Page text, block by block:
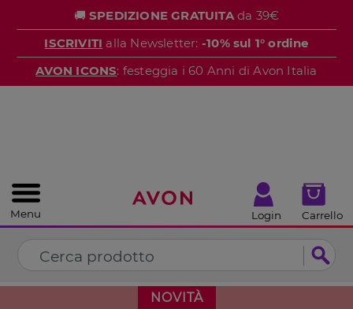
🚚 SPEDIZIONE GRATUITAda 39€
ISCRIVITI alla Newsletter: -10% sul 1° ordine
AVON ICONS: festeggia i 60 Anni di Avon Italia
Menu Login Carrello
NOVITÀ
CHIUDI